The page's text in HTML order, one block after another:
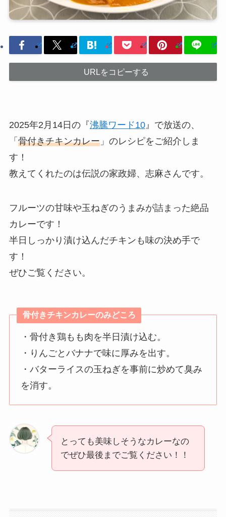
URLをコピーする
2025年2月14日の『沸騰ワード10』で放送の、
「 骨付きチキンカレー」のレシピをご紹介しま
す！
教えてくれたのは伝説の家政婦、志麻さんです。
フルーツの甘味や玉ねぎのうまみが詰まった絶品
カレーです！
半日しっかり漬け込んだチキンも味の決め手で
す！
ぜひご覧ください。
骨付きチキンカレーのみどころ
・骨付き鶏もも肉を半日漬け込む。
・りんごとバナナで味に厚みを出す。
・バターライスの玉ねぎを事前に炒めて臭み
を消す。
とっても美味しそうなカレーなの
でぜひ最後までご覧ください！！